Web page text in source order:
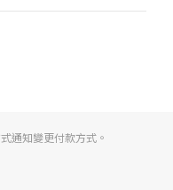
通知變更付款方式。